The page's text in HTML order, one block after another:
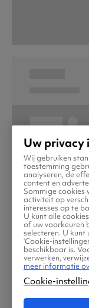
Uw privacy
Wij gebruiken
toestemming
analyseren, de
content en
Sommige cookies
activiteit op
interesses op te
U kunt alle
of uw voorkeuren
selecteren. U kunt
‘Cookie-
beschikbaar is.
verwerken,
meer informatie
Cookie-